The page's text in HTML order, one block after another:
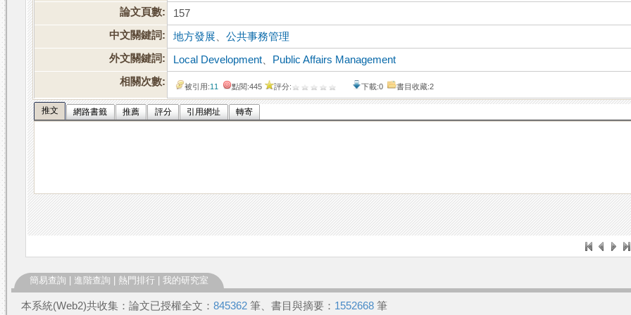
論文頁數:
157
中文關鍵詞:
地方發展 、公共事務管理
外文關鍵詞:
Local Development
Public Affairs Management
相關次數:
被引用:11 點閱:445 評分: 下載:0 書目收藏:2
推文 網路書籤 推薦 評分 引用網址 轉寄
簡易查詢 進階查詢 熱門排行 我的研究室
本系統(Web2)共收集：論文已授權全文： 845362 筆、書目與摘要： 1552668 筆